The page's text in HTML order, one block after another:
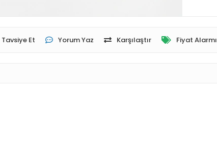
Tavsiye Et Yorum Yaz Karşılaştır Fiyat Alarmı